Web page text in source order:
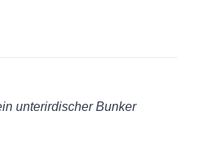
unterirdischer Bunker